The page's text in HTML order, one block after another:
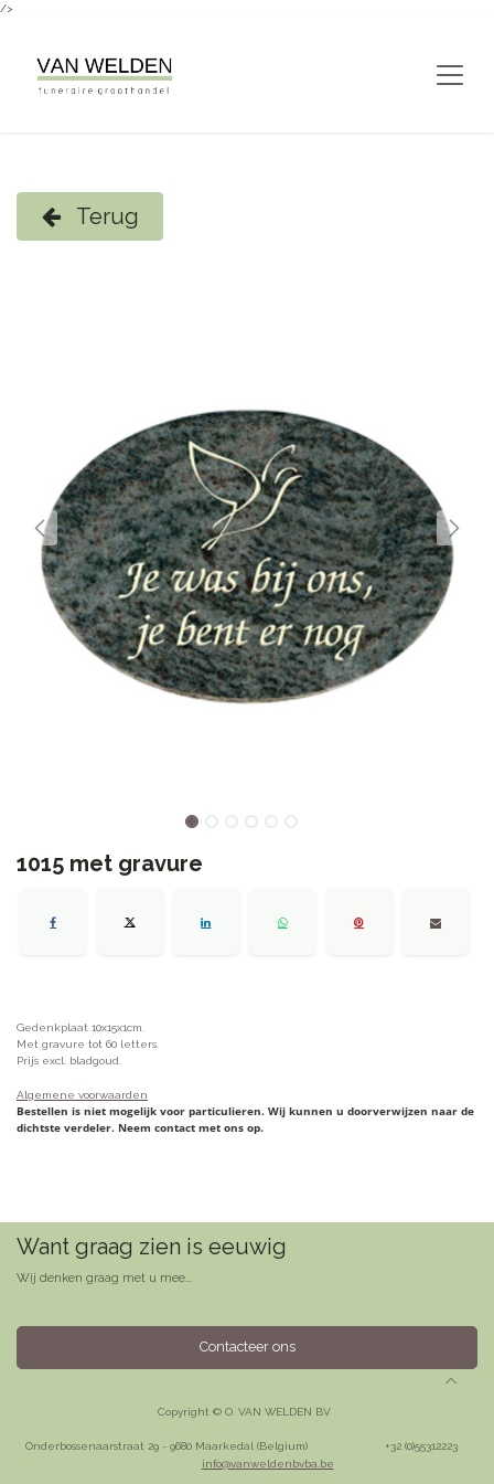
/>
Terug
1015 met gravure
Gedenkplaat 10x15x1cm.
Met gravure tot 60 letters.
Prijs excl. bladgoud.
Algemene voorwaarden
Bestellen is niet mogelijk voor particulieren. Wij kunnen u doorverwijzen naar de
dichtste verdeler. Neem contact met ons op.
Want graag zien is eeuwig
Wij denken graag met u mee...
Contacteer ons
Copyright © O. VAN WELDEN BV
Onderbossenaarstraat 29 - 9680 Maarkedal (Belgium)
​+32 (0)55312223
info@vanweldenbvba.be